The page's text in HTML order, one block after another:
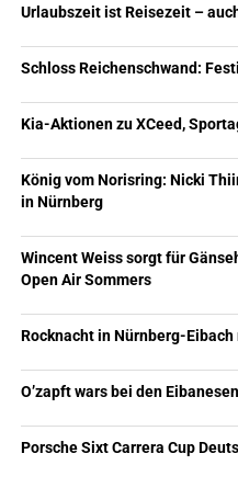
Urlaubszeit ist Reisezeit –
Schloss Reichenschwand:
Kia-Aktionen zu XCeed,
König vom Norisring: Nicki
in Nürnberg
Wincent Weiss sorgt für
Open Air Sommers
Rocknacht in Nürnberg-
O’zapft wars bei den
Porsche Sixt Carrera Cup